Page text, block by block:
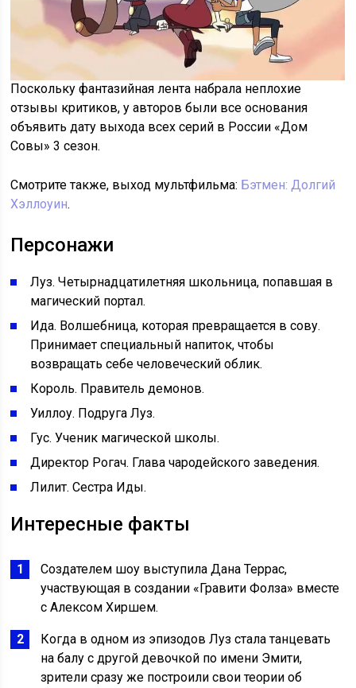
Поскольку фантазийная лента набрала неплохие
отзывы критиков, у авторов были все основания
объявить дату выхода всех серий в России «Дом
Совы» 3 сезон.
Смотрите также, выход мультфильма: Бэтмен: Долгий
Хэллоуин.
Персонажи
Луз. Четырнадцатилетняя школьница, попавшая в
магический портал.
Ида. Волшебница, которая превращается в сову.
Принимает специальный напиток, чтобы
возвращать себе человеческий облик.
Король. Правитель демонов.
Уиллоу. Подруга Луз.
Гус. Ученик магической школы.
Директор Рогач. Глава чародейского заведения.
Лилит. Сестра Иды.
Интересные факты
Создателем шоу выступила Дана Террас,
участвующая в создании «Гравити Фолза» вместе
с Алексом Хиршем.
Когда в одном из эпизодов Луз стала танцевать
на балу с другой девочкой по имени Эмити,
зрители сразу же построили свои теории об